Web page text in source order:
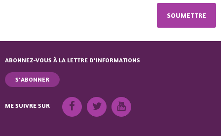
ABONNEZ-VOUS À LA LETTRE D'INFORMATIONS
S'ABONNER
ME SUIVRE SUR